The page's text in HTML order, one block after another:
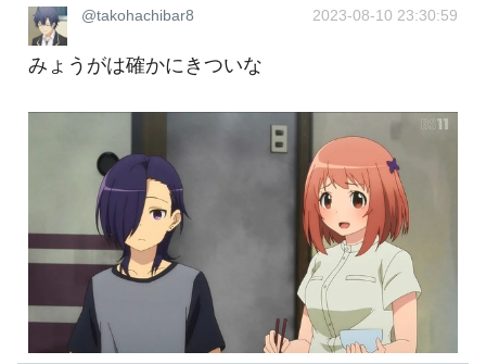
@takohachibar8 2023-08-10 23:30:59
みょうがは確かにきついな